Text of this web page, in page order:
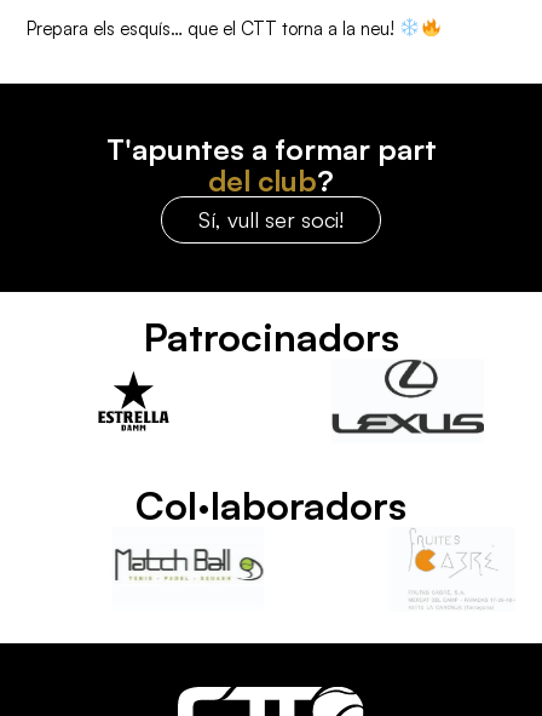
Prepara els esquís… que el CTT torna a la neu!
T'apuntes a formar part
del club?
Sí, vull ser soci!
Patrocinadors
Col·laboradors